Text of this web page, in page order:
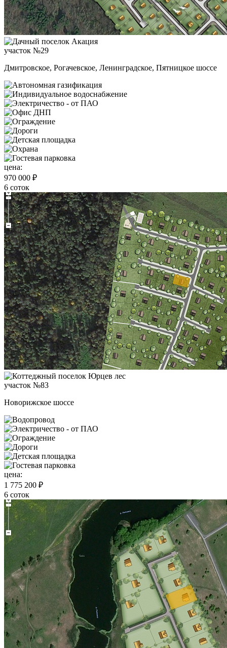
участок №29
Дмитровское, Рогачевское, Ленинградское, Пятницкое шоссе
цена:
970 000 ₽
6 соток
участок №83
Новорижское шоссе
цена:
1 775 200 ₽
6 соток